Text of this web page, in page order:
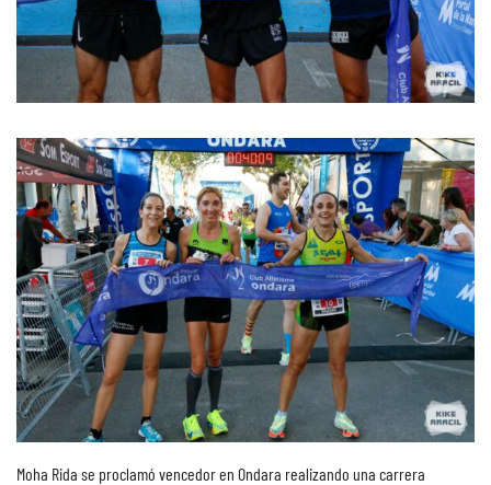
Moha Rida se proclamó vencedor en Ondara realizando una carrera